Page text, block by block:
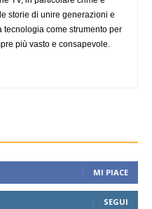
storie di unire generazioni e
come strumento per
più vasto e consapevole.
MI PIACE
SEGUI